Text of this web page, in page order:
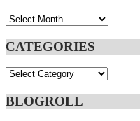
Archives
CATEGORIES
Categories
BLOGROLL